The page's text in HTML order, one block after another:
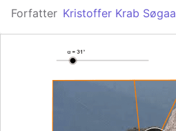
GeoGebra Classroom
Forfatter Kristoffer Krab